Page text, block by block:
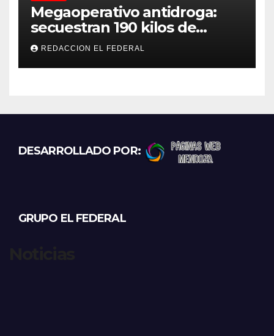
Megaoperativo antidroga:
secuestran 190 kilos de
marihuana que tenían como
destino La Rioja y Catamarca
REDACCION EL FEDERAL
DESARROLLADO POR:
GRUPO EL FEDERAL